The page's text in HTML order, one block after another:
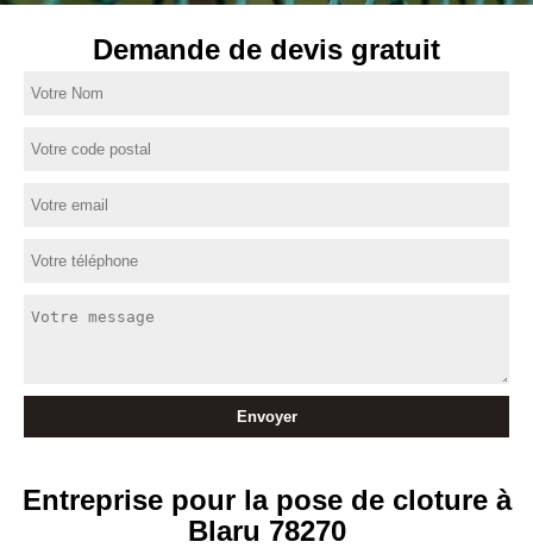
Demande de devis gratuit
Entreprise pour la pose de cloture à
Blaru 78270